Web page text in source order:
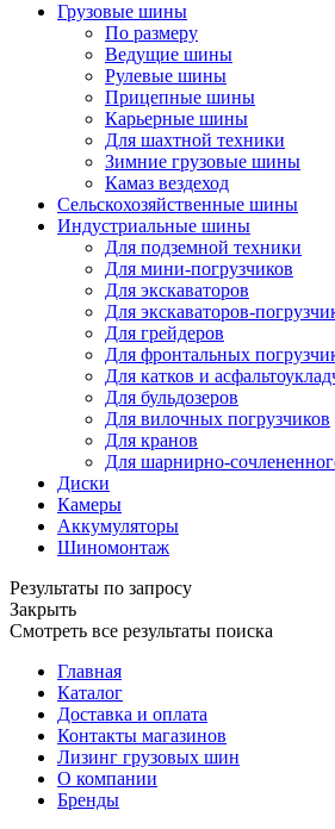
Грузовые шины
По размеру
Ведущие шины
Рулевые шины
Прицепные шины
Карьерные шины
Для шахтной техники
Зимние грузовые шины
Камаз вездеход
Сельскохозяйственные шины
Индустриальные шины
Для подземной техники
Для мини-погрузчиков
Для экскаваторов
Для экскаваторов-
Для грейдеров
Для фронтальных
Для катков и
Для бульдозеров
Для вилочных погрузчиков
Для кранов
Для шарнирно-
Диски
Камеры
Аккумуляторы
Шиномонтаж
Результаты по запросу
Закрыть
Смотреть все результаты поиска
Главная
Каталог
Доставка и оплата
Контакты магазинов
Лизинг грузовых шин
О компании
Бренды